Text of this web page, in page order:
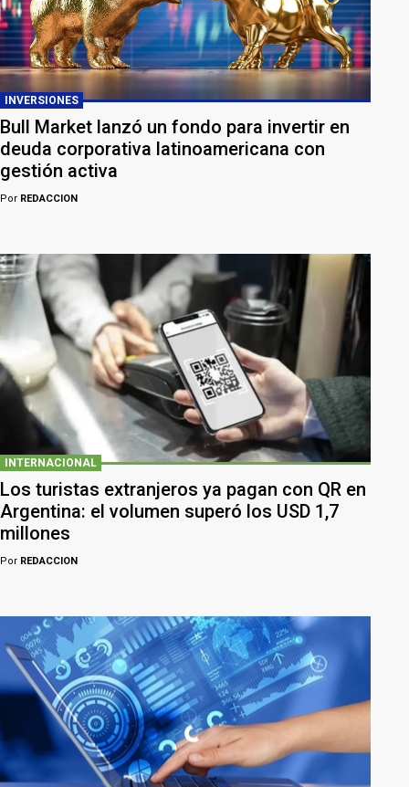
INVERSIONES
Bull Market lanzó un fondo para invertir en
deuda corporativa latinoamericana con
gestión activa
Por REDACCION
INTERNACIONAL
Los turistas extranjeros ya pagan con QR en
Argentina: el volumen superó los USD 1,7
millones
Por REDACCION